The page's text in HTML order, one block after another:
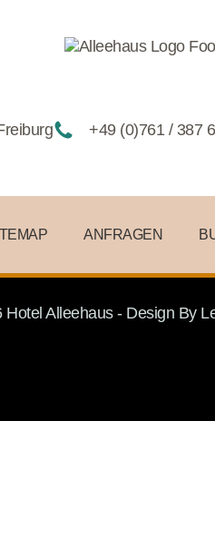
+49 (0)761 / 387
ANFRAGEN
Hotel Alleehaus - Design By